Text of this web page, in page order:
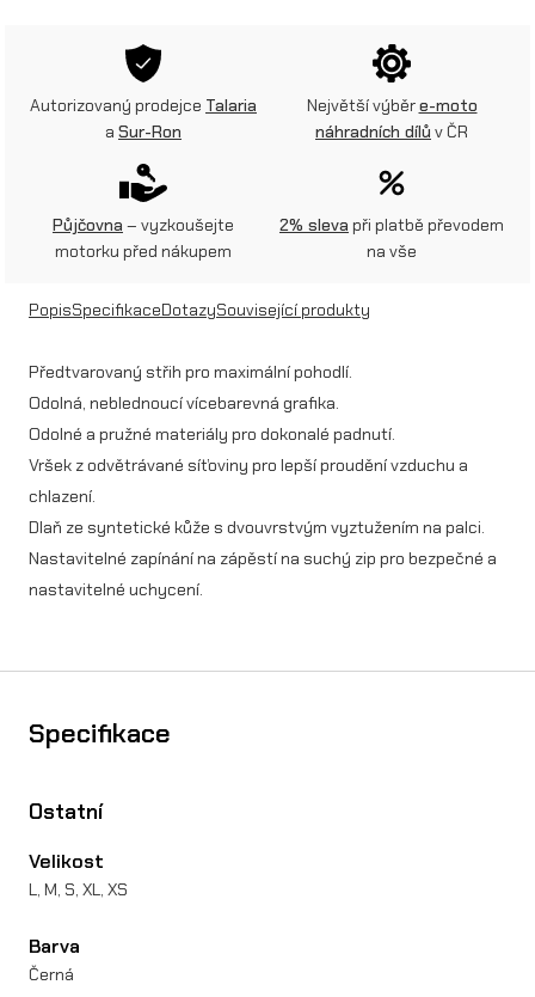
r
u
k
a
i
c
T
I
X
V
L
Autorizovaný prodejce Talaria
a Sur-Ron
Největší výběre-moto
náhradních dílů v ČR
Půjčovna – vyzkoušejte
motorku před nákupem
2% sleva při platbě převodem
na vše
PopisSpecifikaceDotazySouvisející produkty
Předtvarovaný střih pro maximální pohodlí.
Odolná, neblednoucí vícebarevná grafika.
Odolné a pružné materiály pro dokonalé padnutí.
Vršek z odvětrávané síťoviny pro lepší proudění vzduchu a
chlazení.
Dlaň ze syntetické kůže s dvouvrstvým vyztužením na palci.
Nastavitelné zapínání na zápěstí na suchý zip pro bezpečné a
nastavitelné uchycení.
Specifikace
Ostatní
Velikost
L, M, S, XL, XS
Barva
Černá